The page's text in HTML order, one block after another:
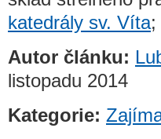
katedrály sv. Víta;
Autor článku:
listopadu 2014
Kategorie: